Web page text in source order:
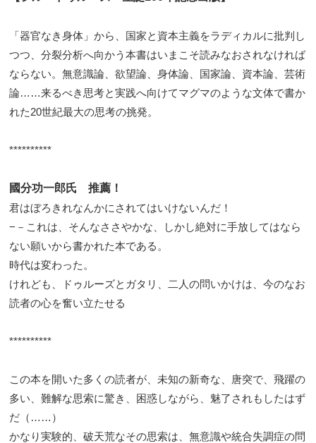
「器官なき身体」から、国家と資本主義をラディカルに批判し
つつ、分裂分析へ向かう本書はいまこそ読みなおされなければ
ならない。無意識論、欲望論、身体論、国家論、資本論、芸術
論……来るべき思考と実践へ向けてマグマのような文体で書か
れた20世紀最大の思考の挑発。
**********
國分功一郎氏 推薦！
君はぼろきれなんかにされてはいけないんだ！
−－これは、そんなささやかな、しかし絶対に手放してはなら
ない願いから書かれた本である。
時代は変わった。
けれども、ドゥルーズとガタリ、二人の問いかけは、今のなお
読者の心を奮い立たせる
**********
この本を開いた多くの読者が、未知の新奇な、唐突で、飛躍の
多い、難解な思索に驚き、困惑しながら、魅了されもしたはず
だ（……）
かなり実験的、破天荒なその思索は、無意識や統合失調症の問